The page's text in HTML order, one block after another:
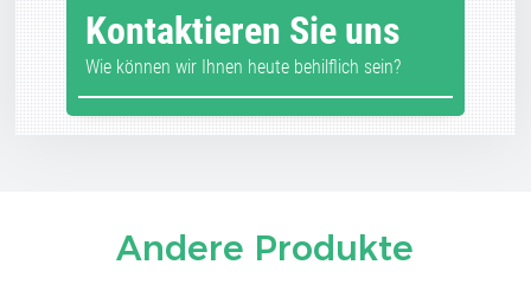
Kontaktieren Sie uns
Wie können wir Ihnen heute behilflich sein?
Andere Produkte